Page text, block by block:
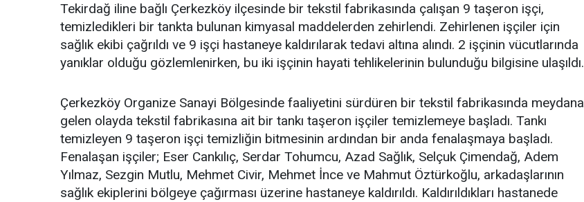
Tekirdağ iline bağlı Çerkezköy ilçesinde bir tekstil fabrikasında çalışan 9 taşeron işçi,
temizledikleri bir tankta bulunan kimyasal maddelerden zehirlendi. Zehirlenen işçiler için
sağlık ekibi çağrıldı ve 9 işçi hastaneye kaldırılarak tedavi altına alındı. 2 işçinin vücutlarında
yanıklar olduğu gözlemlenirken, bu iki işçinin hayati tehlikelerinin bulunduğu bilgisine ulaşıldı.
Çerkezköy Organize Sanayi Bölgesinde faaliyetini sürdüren bir tekstil fabrikasında meydana
gelen olayda tekstil fabrikasına ait bir tankı taşeron işçiler temizlemeye başladı. Tankı
temizleyen 9 taşeron işçi temizliğin bitmesinin ardından bir anda fenalaşmaya başladı.
Fenalaşan işçiler; Eser Cankılıç, Serdar Tohumcu, Azad Sağlık, Selçuk Çimendağ, Adem
Yılmaz, Sezgin Mutlu, Mehmet Civir, Mehmet İnce ve Mahmut Öztürkoğlu, arkadaşlarının
sağlık ekiplerini bölgeye çağırması üzerine hastaneye kaldırıldı. Kaldırıldıkları hastanede